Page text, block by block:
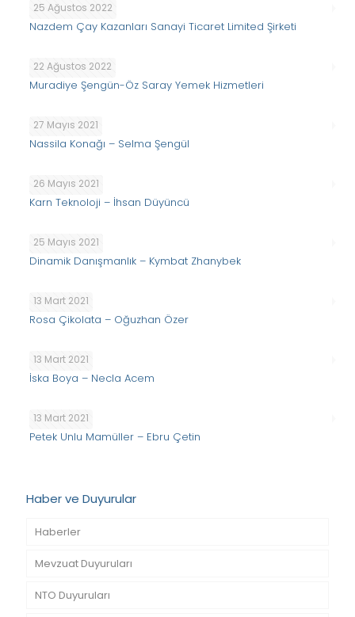
25 Ağustos 2022
Nazdem Çay Kazanları Sanayi Ticaret Limited Şirketi
22 Ağustos 2022
Muradiye Şengün-Öz Saray Yemek Hizmetleri
27 Mayıs 2021
Nassila Konağı – Selma Şengül
26 Mayıs 2021
Karn Teknoloji – İhsan Düyüncü
25 Mayıs 2021
Dinamik Danışmanlık – Kymbat Zhanybek
13 Mart 2021
Rosa Çikolata – Oğuzhan Özer
13 Mart 2021
İska Boya – Necla Acem
13 Mart 2021
Petek Unlu Mamüller – Ebru Çetin
Haber ve Duyurular
Haberler
Mevzuat Duyuruları
NTO Duyuruları